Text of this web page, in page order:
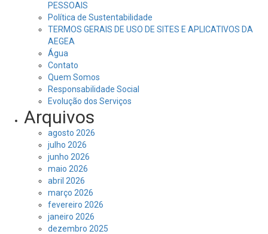
PESSOAIS
Política de Sustentabilidade
TERMOS GERAIS DE USO DE SITES E APLICATIVOS DA
AEGEA
Água
Contato
Quem Somos
Responsabilidade Social
Evolução dos Serviços
Arquivos
agosto 2026
julho 2026
junho 2026
maio 2026
abril 2026
março 2026
fevereiro 2026
janeiro 2026
dezembro 2025